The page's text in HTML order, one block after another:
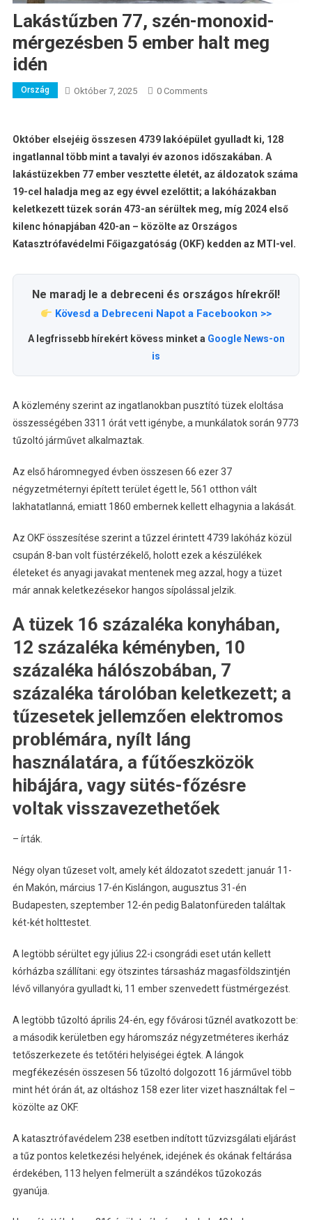
Lakástűzben 77, szén-monoxid-
mérgezésben 5 ember halt meg
idén
Ország Október 7, 2025 0 Comments
Október elsejéig összesen 4739 lakóépület gyulladt ki, 128
ingatlannal több mint a tavalyi év azonos időszakában. A
lakástüzekben 77 ember vesztette életét, az áldozatok száma
19-cel haladja meg az egy évvel ezelőttit; a lakóházakban
keletkezett tüzek során 473-an sérültek meg, míg 2024 első
kilenc hónapjában 420-an – közölte az Országos
Katasztrófavédelmi Főigazgatóság (OKF) kedden az MTI-vel.
Ne maradj le a debreceni és országos hírekről!
Kövesd a Debreceni Napot a Facebookon >>
A legfrissebb hírekért kövess minket a Google News-on
is
A közlemény szerint az ingatlanokban pusztító tüzek eloltása
összességében 3311 órát vett igénybe, a munkálatok során 9773
tűzoltó járművet alkalmaztak.
Az első háromnegyed évben összesen 66 ezer 37
négyzetméternyi épített terület égett le, 561 otthon vált
lakhatatlanná, emiatt 1860 embernek kellett elhagynia a lakását.
Az OKF összesítése szerint a tűzzel érintett 4739 lakóház közül
csupán 8-ban volt füstérzékelő, holott ezek a készülékek
életeket és anyagi javakat mentenek meg azzal, hogy a tüzet
már annak keletkezésekor hangos sípolással jelzik.
A tüzek 16 százaléka konyhában,
12 százaléka kéményben, 10
százaléka hálószobában, 7
százaléka tárolóban keletkezett; a
tűzesetek jellemzően elektromos
problémára, nyílt láng
használatára, a fűtőeszközök
hibájára, vagy sütés-főzésre
voltak visszavezethetőek
– írták.
Négy olyan tűzeset volt, amely két áldozatot szedett: január 11-
én Makón, március 17-én Kislángon, augusztus 31-én
Budapesten, szeptember 12-én pedig Balatonfüreden találtak
két-két holttestet.
A legtöbb sérültet egy július 22-i csongrádi eset után kellett
kórházba szállítani: egy ötszintes társasház magasföldszintjén
lévő villanyóra gyulladt ki, 11 ember szenvedett füstmérgezést.
A legtöbb tűzoltó április 24-én, egy fővárosi tűznél avatkozott be:
a második kerületben egy háromszáz négyzetméteres ikerház
tetőszerkezete és tetőtéri helyiségei égtek. A lángok
megfékezésén összesen 56 tűzoltó dolgozott 16 járművel több
mint hét órán át, az oltáshoz 158 ezer liter vizet használtak fel –
közölte az OKF.
A katasztrófavédelem 238 esetben indított tűzvizsgálati eljárást
a tűz pontos keletkezési helyének, idejének és okának feltárása
érdekében, 113 helyen felmerült a szándékos tűzokozás
gyanúja.